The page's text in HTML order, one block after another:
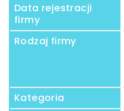
Data rejestracji
firmy
Rodzaj firmy
Kategoria